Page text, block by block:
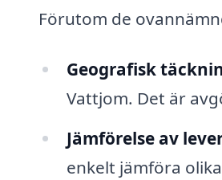
Förutom de
Geografisk
Vattjom. Det är
Jämförelse av
enkelt jämföra